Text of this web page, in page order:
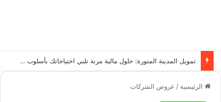
تمويل المدينة المنورة: حلول مالية مرنة تلبي احتياجاتك بأسلوب عصري وآمن
الرئيسية / عروض الشركات